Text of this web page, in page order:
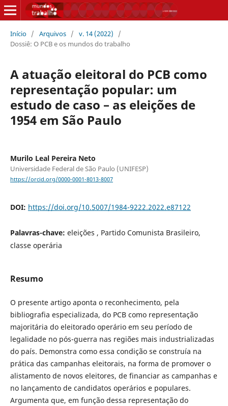
Início / Arquivos / v. 14 (2022)
/
Dossiê: O PCB e os mundos do trabalho
A atuação eleitoral do PCB como
representação popular: um
estudo de caso – as eleições de
1954 em São Paulo
Murilo Leal Pereira Neto
Universidade Federal de São Paulo (UNIFESP)
https://orcid.org/0000-0001-8013-8007
DOI: https://doi.org/10.5007/1984-9222.2022.e87122
Palavras-chave: eleições , Partido Comunista Brasileiro,
classe operária
Resumo
O presente artigo aponta o reconhecimento, pela
bibliografia especializada, do PCB como representação
majoritária do eleitorado operário em seu período de
legalidade no pós-guerra nas regiões mais industrializadas
do país. Demonstra como essa condição se construía na
prática das campanhas eleitorais, na forma de promover o
alistamento de novos eleitores, de financiar as campanhas e
no lançamento de candidatos operários e populares.
Argumenta que, em função dessa representação do